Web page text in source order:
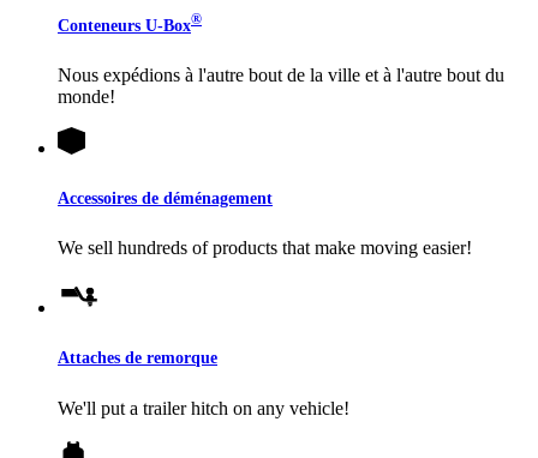
Conteneurs U-Box®
Nous expédions à l'autre bout de la ville et à l'autre bout du
monde!
Accessoires de déménagement
We sell hundreds of products that make moving easier!
Attaches de remorque
We'll put a trailer hitch on any vehicle!